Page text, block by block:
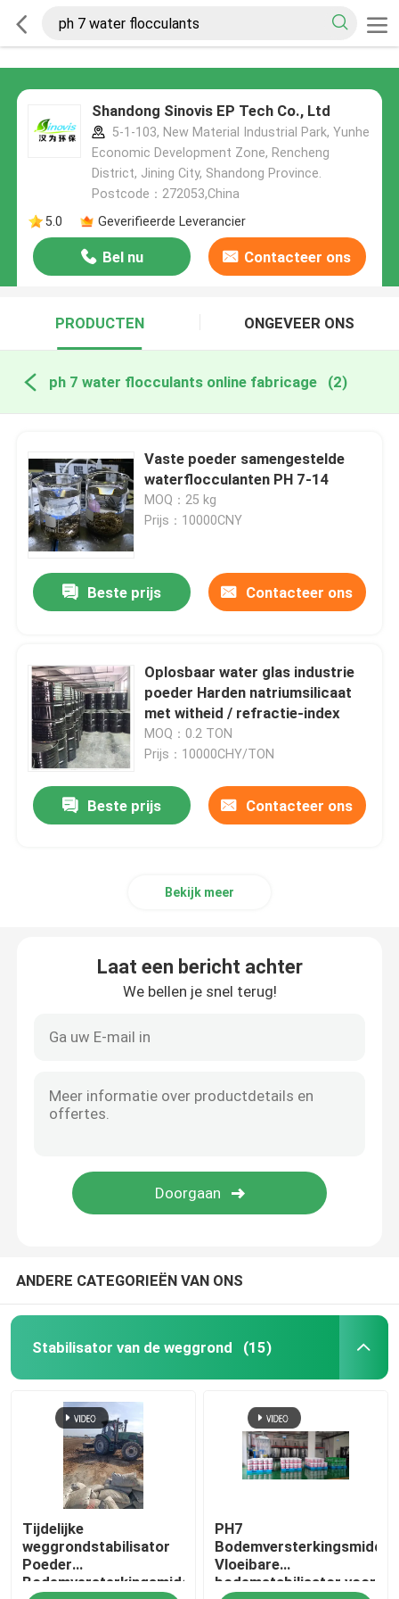
Shandong Sinovis EP Tech Co., Ltd
5-1-103, New Material Industrial Park, Yunhe
Economic Development Zone, Rencheng
District, Jining City, Shandong Province.
Postcode：272053,China
5.0
Geverifieerde Leverancier
Bel nu Contacteer ons
PRODUCTEN ONGEVEER ONS
ph 7 water flocculants online fabricage (2)
Vaste poeder samengestelde
waterflocculanten PH 7-14
MOQ：25 kg
Prijs：10000CNY
Beste prijs Contacteer ons
Oplosbaar water glas industrie
poeder Harden natriumsilicaat
met witheid / refractie-index
MOQ：0.2 TON
Prijs：10000CHY/TON
Beste prijs Contacteer ons
Bekijk meer
Laat een bericht achter
We bellen je snel terug!
ANDERE CATEGORIEËN VAN ONS
Stabilisator van de weggrond (15)
Tijdelijke
weggrondstabilisator
Poeder
Bodemversterkingsmiddel
PH7
Bodemversterkingsmiddel
Vloeibare
bodemstabilisator voor